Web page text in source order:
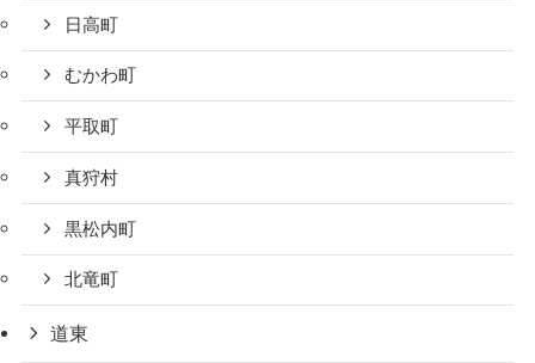
日高町
むかわ町
平取町
真狩村
黒松内町
北竜町
道東